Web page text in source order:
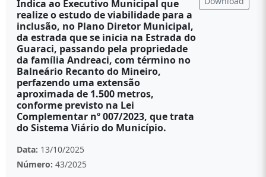
Indica ao Executivo Municipal que
realize o estudo de viabilidade para a
inclusão, no Plano Diretor Municipal,
da estrada que se inicia na Estrada do
Guaraci, passando pela propriedade
da família Andreaci, com término no
Balneário Recanto do Mineiro,
perfazendo uma extensão
aproximada de 1.500 metros,
conforme previsto na Lei
Complementar nº 007/2023, que trata
do Sistema Viário do Município.
Data: 13/10/2025
Número: 43/2025